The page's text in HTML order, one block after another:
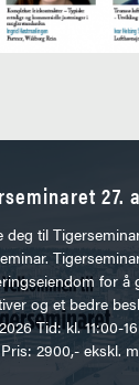
27.
deg til
for å
og et bedre
Tid: kl. 11:00-
2900,- ekskl.